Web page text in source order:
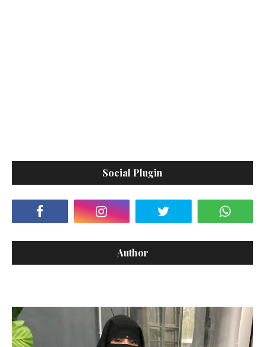
Social Plugin
Author